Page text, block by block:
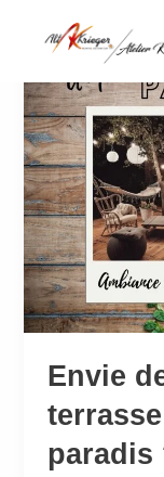
contenu
Envie
paradis
Envie
de
transformer
votre
terrasse
en
p’tit
coin
de
paradis
?